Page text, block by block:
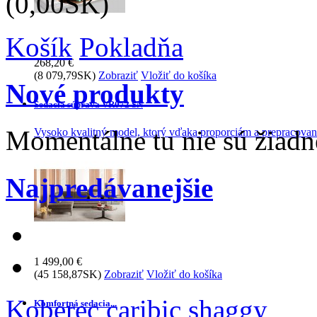
268,20 €
(8 079,79SK) Zobraziť Vložiť do košíka
Sedacia súprava VR072 SN
Vysoko kvalitný model, ktorý vďaka proporciám a
1 499,00 €
(45 158,87SK) Zobraziť Vložiť do košíka
Komfortná sedacia...
Košík Pokladňa
Nové produkty
Momentálne tu nie sú
Najpredávanejšie
Koberec caribic shaggy